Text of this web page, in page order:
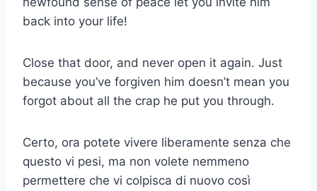
back into your life!
Close that door, and never open it again. Just
because you’ve forgiven him doesn’t mean you
forgot about all the crap he put you through.
Certo, ora potete vivere liberamente senza che
questo vi pesi, ma non volete nemmeno
permettere che vi colpisca di nuovo così